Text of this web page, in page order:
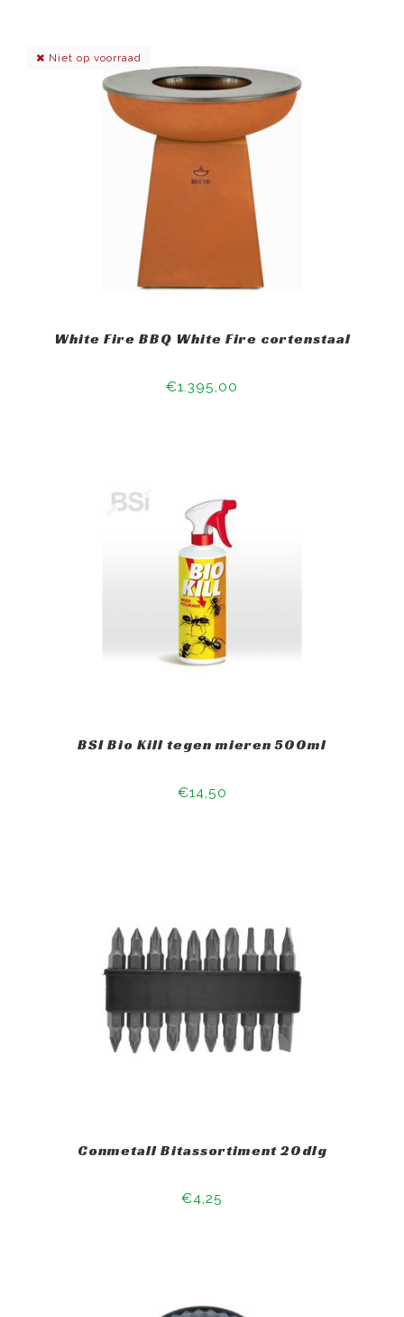
Niet op voorraad
White Fire BBQ White Fire cortenstaal
€1.395,00
BSI Bio Kill tegen mieren 500ml
€14,50
Conmetall Bitassortiment 20dlg
€4,25